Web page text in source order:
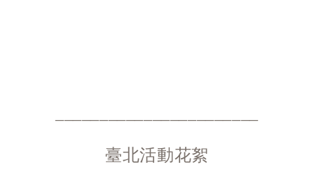
臺北活動花絮